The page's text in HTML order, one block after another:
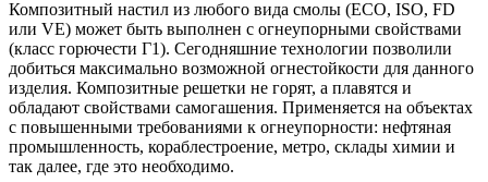
Композитный настил из любого вида смолы (ECO, ISO, FD
или VE) может быть выполнен с огнеупорными свойствами
(класс горючести Г1). Сегодняшние технологии позволили
добиться максимально возможной огнестойкости для данного
изделия. Композитные решетки не горят, а плавятся и
обладают свойствами самогашения. Применяется на объектах
с повышенными требованиями к огнеупорности: нефтяная
промышленность, кораблестроение, метро, склады химии и
так далее, где это необходимо.